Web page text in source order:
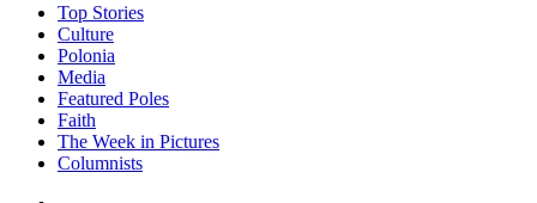
search
Menu
Top Stories
Culture
Polonia
Media
Featured Poles
Faith
The Week in Pictures
Columnists